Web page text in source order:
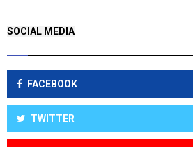
SOCIAL MEDIA
FACEBOOK
TWITTER